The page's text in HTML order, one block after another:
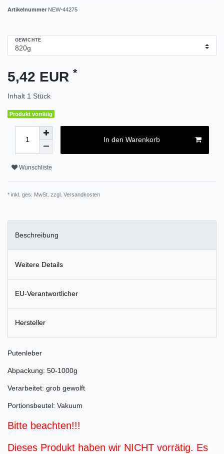
Artikelnummer NEW-44275
GEWICHTE
5,42 EUR *
Inhalt 1 Stück
Produkt vorrätig
In den Warenkorb
Wunschliste
* inkl. ges. MwSt. zzgl. Versandkosten
Beschreibung
Weitere Details
EU-Verantwortlicher
Hersteller
Putenleber
Abpackung: 50-1000g
Verarbeitet: grob gewolft
Portionsbeutel: Vakuum
Bitte beachten!!!
Dieses Produkt haben wir NICHT vorrätig. Es